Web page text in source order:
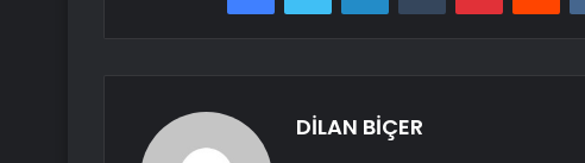
DİLAN BİÇER